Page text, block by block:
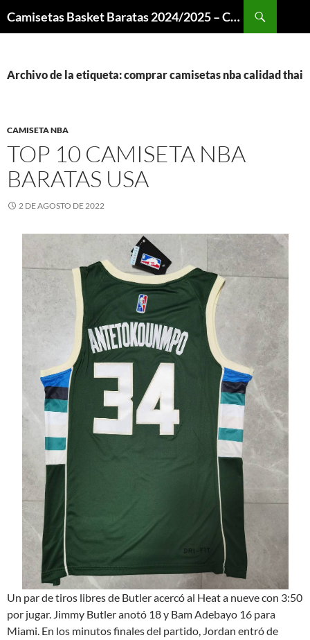
Camisetas Basket Baratas 2024/2025 – Camisetas NBA
Archivo de la etiqueta: comprar camisetas nba calidad thai
CAMISETA NBA
TOP 10 CAMISETA NBA
BARATAS USA
2 DE AGOSTO DE 2022
Un par de tiros libres de Butler acercó al Heat a nueve con 3:50
por jugar. Jimmy Butler anotó 18 y Bam Adebayo 16 para
Miami. En los minutos finales del partido, Jordan entró de